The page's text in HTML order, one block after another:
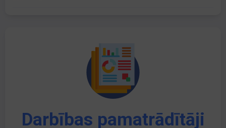
Darbības pamatrādītāji